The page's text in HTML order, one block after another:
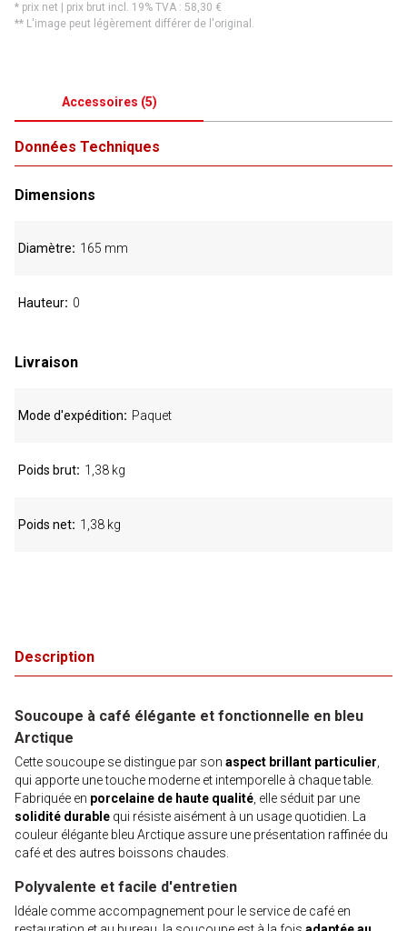
* prix net | prix brut incl. 19% TVA : 58,30 €
** L'image peut légèrement différer de l'original.
Accessoires (5)
Description
Soucoupe à café élégante et fonctionnelle en bleu
Arctique
Cette soucoupe se distingue par son aspect brillant particulier
qui apporte une touche moderne et intemporelle à chaque table.
Fabriquée en porcelaine de haute qualité , elle séduit par une
solidité durable qui résiste aisément à un usage quotidien. La
couleur élégante bleu Arctique assure une présentation raffinée du
café et des autres boissons chaudes.
Polyvalente et facile d'entretien
Idéale comme accompagnement pour le service de café en
Données Techniques
Dimensions
Diamètre 165 mm
Hauteur 0
Livraison
Mode d'expédition Paquet
Poids brut 1,38 kg
Poids net 1,38 kg